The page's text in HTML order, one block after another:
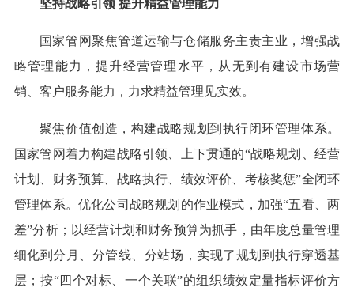
坚持战略引领 提升精益管理能力
国家管网聚焦管道运输与仓储服务主责主业，增强战
略管理能力，提升经营管理水平，从无到有建设市场营
销、客户服务能力，力求精益管理见实效。
聚焦价值创造，构建战略规划到执行闭环管理体系。
国家管网着力构建战略引领、上下贯通的“战略规划、经营
计划、财务预算、战略执行、绩效评价、考核奖惩”全闭环
管理体系。优化公司战略规划的作业模式，加强“五看、两
差”分析；以经营计划和财务预算为抓手，由年度总量管理
细化到分月、分管线、分站场，实现了规划到执行穿透基
层；按“四个对标、一个关联”的组织绩效定量指标评价方